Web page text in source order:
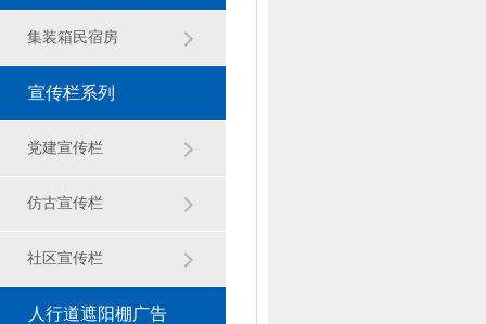
集装箱民宿房
宣传栏系列
党建宣传栏
仿古宣传栏
社区宣传栏
人行道遮阳棚广告